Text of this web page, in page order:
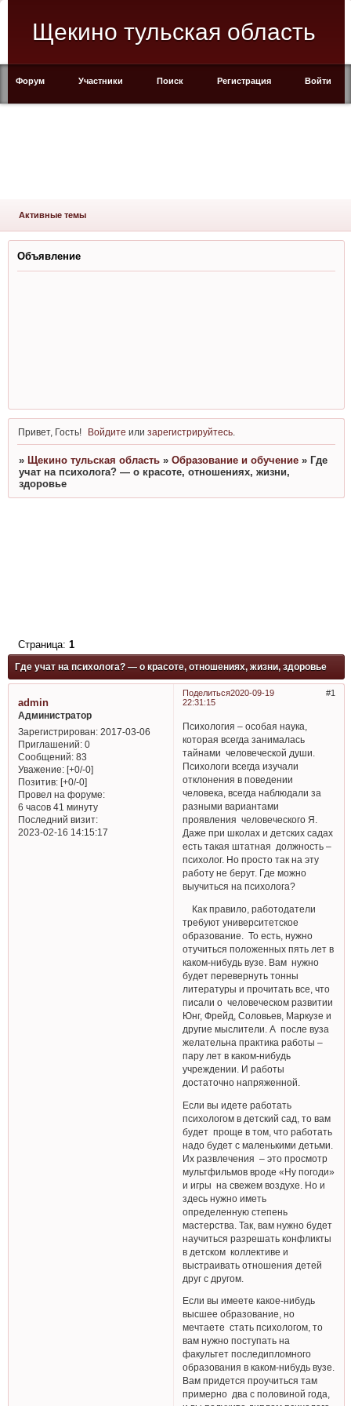
Щекино тульская область
Форум Участники Поиск Регистрация Войти
Активные темы
Объявление
Привет, Гость! Войдите илизарегистрируйтесь
» Щекино тульская область » Образование и обучение » Где
учат на психолога? — о красоте, отношениях, жизни,
здоровье
Где учат на психолога? — о красоте, отношениях, жизни, здоровье
Страница: 1
Поделиться 1
2020-09-19
22:31:15
admin
Администратор
Зарегистрирован: 2017-03-06
Приглашений:0
Сообщений:83
Уважение: [+0/-0]
Позитив: [+0/-0]
Провел на форуме:
6 часов 41 минуту
Последний визит:
2023-02-16 14:15:17
Психология – особая наука,
которая всегда занималась
тайнами человеческой души.
Психологи всегда изучали
отклонения в поведении
человека, всегда наблюдали за
разными вариантами
проявления человеческого Я.
Даже при школах и детских садах
есть такая штатная должность –
психолог. Но просто так на эту
работу не берут. Где можно
выучиться на психолога?
Как правило, работодатели
требуют университетское
образование. То есть, нужно
отучиться положенных пять лет в
каком-нибудь вузе. Вам нужно
будет перевернуть тонны
литературы и прочитать все, что
писали о человеческом развитии
Юнг, Фрейд, Соловьев, Маркузе и
другие мыслители. А после вуза
желательна практика работы –
пару лет в каком-нибудь
учреждении. И работы
достаточно напряженной.
Если вы идете работать
психологом в детский сад, то вам
будет проще в том, что работать
надо будет с маленькими детьми.
Их развлечения – это просмотр
мультфильмов вроде «Ну погоди»
и игры на свежем воздухе. Но и
здесь нужно иметь
определенную степень
мастерства. Так, вам нужно будет
научиться разрешать конфликты
в детском коллективе и
выстраивать отношения детей
друг с другом.
Если вы имеете какое-нибудь
высшее образование, но
мечтаете стать психологом, то
вам нужно поступать на
факультет последипломного
образования в каком-нибудь вузе.
Вам придется проучиться там
примерно два с половиной года,